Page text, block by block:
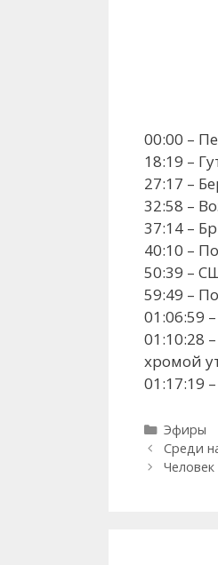
00:00 –
18:19 –
27:17 –
32:58 –
37:14 –
40:10 –
50:39 –
59:49 –
01:06:59
01:10:28
хромой
01:17:19
Рубрики
Эфиры
Среди